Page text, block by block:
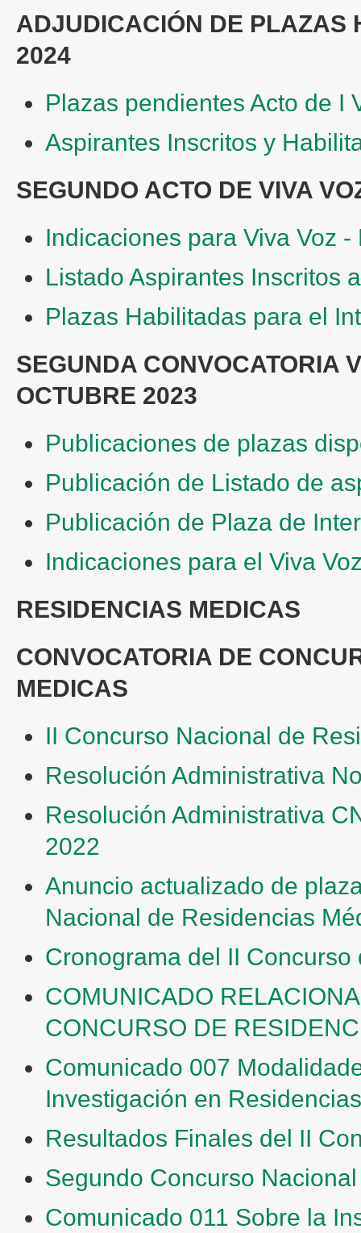
ADJUDICACIÓN DE PLAZAS
2024
Plazas pendientes Acto de I
Aspirantes Inscritos y
SEGUNDO ACTO DE VIVA
Indicaciones para Viva Voz
Listado Aspirantes Inscritos
Plazas Habilitadas para el
SEGUNDA CONVOCATORIA
OCTUBRE 2023
Publicaciones de plazas
Publicación de Listado de
Publicación de Plaza de
Indicaciones para el Viva
RESIDENCIAS MEDICAS
CONVOCATORIA DE
MEDICAS
II Concurso Nacional de
Resolución Administrativa
Resolución Administrativa
2022
Anuncio actualizado de
Nacional de Residencias
Cronograma del II
COMUNICADO
CONCURSO DE
Comunicado 007
Investigación en
Resultados Finales del II
Segundo Concurso
Comunicado 011 Sobre la